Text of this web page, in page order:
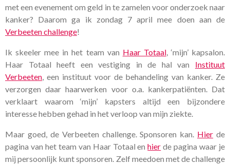
met een evenement om geld in te zamelen voor onderzoek naar
kanker? Daarom ga ik zondag 7 april mee doen aan de
Verbeeten challenge!
Ik skeeler mee in het team van Haar Totaal, ‘mijn’ kapsalon.
Haar Totaal heeft een vestiging in de hal van Instituut
Verbeeten , een instituut voor de behandeling van kanker. Ze
verzorgen daar haarwerken voor o.a. kankerpatiënten. Dat
verklaart waarom ‘mijn’ kapsters altijd een bijzondere
interesse hebben gehad in het verloop van mijn ziekte.
Maar goed, de Verbeeten challenge. Sponsoren kan. Hier de
pagina van het team van Haar Totaal enhier de pagina waar je
mij persoonlijk kunt sponsoren. Zelf meedoen met de challenge